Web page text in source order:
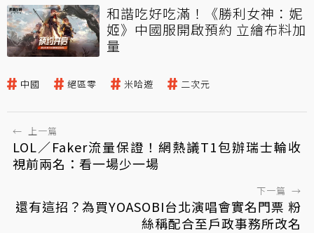
和諧吃好吃滿！《勝利女神：妮
姬》中國服開啟預約 立繪布料加
量
中國 絕區零 米哈遊 二次元
← 上一篇
LOL／Faker流量保證！網熱議T1包辦瑞士輪收
視前兩名：看一場少一場
下一篇 →
還有這招？為買YOASOBI台北演唱會實名門票 粉
絲稱配合至戶政事務所改名